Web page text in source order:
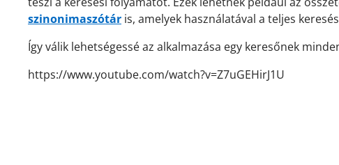
szinonimaszótár is, amelyek használatával a teljes
Így válik lehetségessé az alkalmazása egy keresőnek
https://www.youtube.com/watch?v=Z7uGEHirJ1U